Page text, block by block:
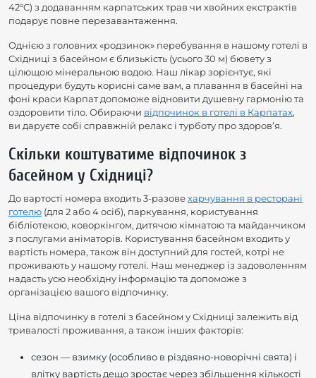
42°C) з додаванням карпатських трав чи хвойних екстрактів
подарує повне перезавантаження.
Однією з головних «родзинок» перебування в нашому готелі в
Східниці з басейном є близькість (усього 30 м) бювету з
цілющою мінеральною водою. Наш лікар зорієнтує, які
процедури будуть корисні саме вам, а плавання в басейні на
фоні краси Карпат допоможе відновити душевну гармонію та
оздоровити тіло. Обираючи відпочинок в готелі в Карпатах,
ви даруєте собі справжній релакс і турботу про здоров’я.
Скільки коштуватиме відпочинок з
басейном у Східниці?
До вартості номера входить 3-разовехарчування в ресторані
готелю (для 2 або 4 осіб), паркування, користування
бібліотекою, коворкінгом, дитячою кімнатою та майданчиком
з послугами аніматорів. Користування басейном входить у
вартість номера, також він доступний для гостей, котрі не
проживають у нашому готелі. Наш менеджер із задоволенням
надасть усю необхідну інформацію та допоможе з
організацією вашого відпочинку.
Ціна відпочинку в готелі з басейном у Східниці залежить від
тривалості проживання, а також інших факторів:
сезон — взимку (особливо в різдвяно-новорічні свята) і
влітку вартість дещо зростає через збільшення кількості